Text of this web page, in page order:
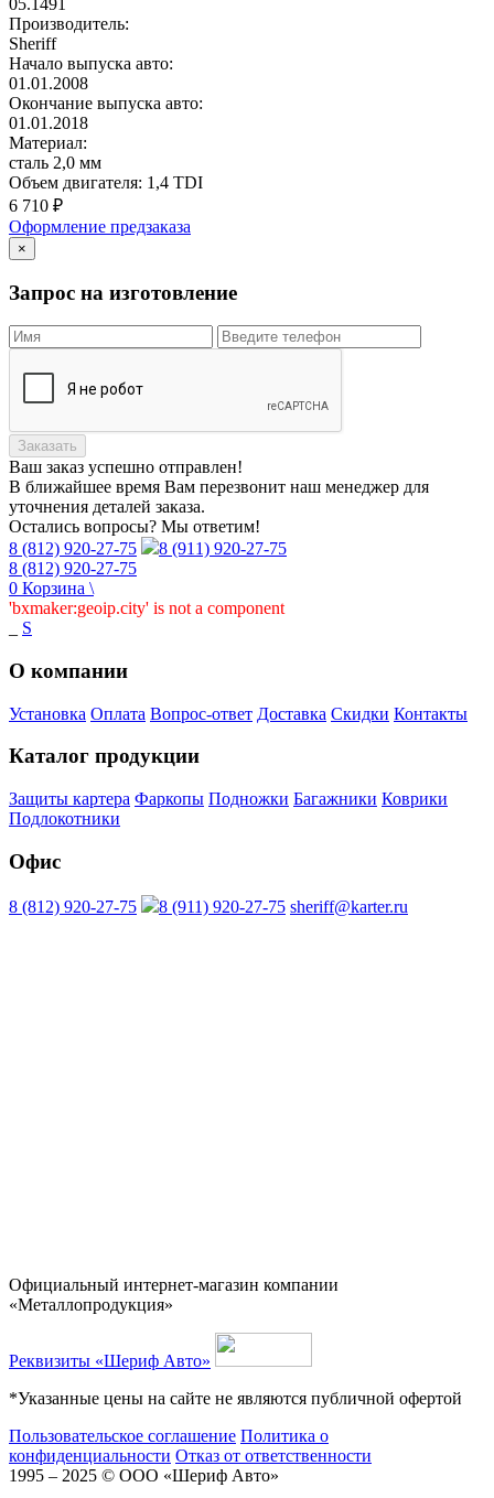
Производитель:
Sheriff
Начало выпуска авто:
01.01.2008
Окончание выпуска авто:
01.01.2018
Материал:
сталь 2,0 мм
Объем двигателя: 1,4 TDI
6 710 ₽
Оформление предзаказа
×
Запрос на изготовление
Заказать
Ваш заказ успешно отправлен!
В ближайшее время Вам перезвонит наш менеджер для
уточнения деталей заказа.
Остались вопросы? Мы ответим!
8 (812) 920-27-75
8 (911) 920-27-75
8 (812) 920-27-75
0 Корзина \
'bxmaker:geoip.city' is not a component
S
О компании
Установка Оплата Вопрос-ответ Доставка Скидки Контакты
Каталог продукции
Защиты картера Фаркопы Подножки Багажники Коврики
Подлокотники
Офис
8 (812) 920-27-75 8 (911) 920-27-75 sheriff@karter.ru
Официальный интернет-магазин компании
«Металлопродукция»
Реквизиты «Шериф Авто»
*Указанные цены на сайте не являются публичной офертой
Пользовательское соглашение Политика о
конфиденциальности Отказ от ответственности
1995 – 2025 © ООО «Шериф Авто»